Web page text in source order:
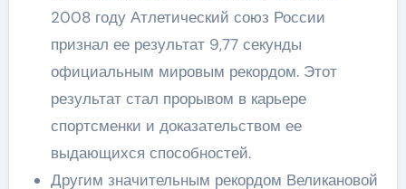
2008 году Атлетический союз России
признал ее результат 9,77 секунды
официальным мировым рекордом. Этот
результат стал прорывом в карьере
спортсменки и доказательством ее
выдающихся способностей.
Другим значительным рекордом Великановой